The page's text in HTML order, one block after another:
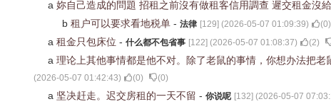
a 妳自己造成的問題 招租之前沒有做租客信用調查 遲交租金沒
b 租户可以要求看地税单 - 法律 [129] (2026-05-07 01:09:39) (0)
a 租金只包床位 - 什么都不包省事 [122] (2026-05-07 01:08:37) (2)
a 理论上其他事情都是他不对。除了老鼠的事情，你想办法把
(2026-05-07 01:42:43) (0) (0)
a 坚决赶走。迟交房租的一天不留 - 你说呢 [132] (2026-05-07